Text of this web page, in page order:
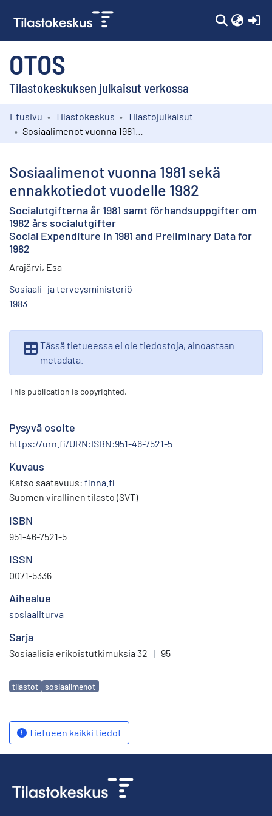
OTOS
Tilastokeskuksen julkaisut verkossa
Kokoelmat
Etusivu Tilastokeskus
Tilastojulkaisut
Sosiaalimenot vuonna 1981 sekä
ennakkotiedot vuodelle 1982
Socialutgifterna år 1981 samt förhandsuppgifter om
1982 års socialutgifter
Social Expenditure in 1981 and Preliminary Data for
1982
Arajärvi, Esa
Sosiaali- ja terveysministeriö
1983
Tässä tietueessa ei ole tiedostoja, ainoastaan
metadata.
This publication is copyrighted.
Pysyvä osoite
https://urn.fi/URN:ISBN:951-46-7521-5
Kuvaus
Katso saatavuus: finna.fi
Suomen virallinen tilasto (SVT)
ISBN
951-46-7521-5
ISSN
0071-5336
Aihealue
sosiaaliturva
Sarja
Sosiaalisia erikoistutkimuksia 32 | 95
Avainsanat
tilastot sosiaalimenot
Tietueen kaikki tiedot